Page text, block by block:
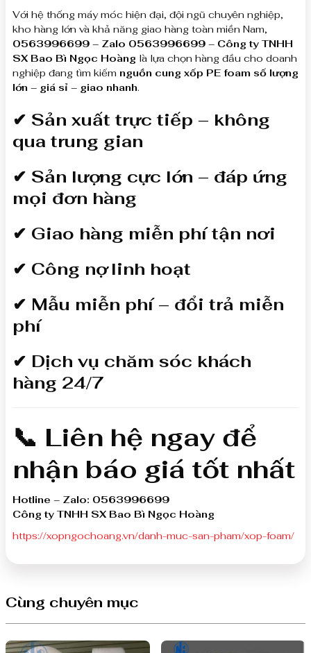
Với hệ thống máy móc hiện đại, đội ngũ chuyên nghiệp,
kho hàng lớn và khả năng giao hàng toàn miền Nam,
0563996699 – Zalo 0563996699 – Công ty TNHH
SX Bao Bì Ngọc Hoàng là lựa chọn hàng đầu cho doanh
nghiệp đang tìm kiếm nguồn cung xốp PE foam số lượng
lớn – giá sỉ – giao nhanh.
✔ Sản xuất trực tiếp – không
qua trung gian
✔ Sản lượng cực lớn – đáp ứng
mọi đơn hàng
✔ Giao hàng miễn phí tận nơi
✔ Công nợ linh hoạt
✔ Mẫu miễn phí – đổi trả miễn
phí
✔ Dịch vụ chăm sóc khách
hàng 24/7
📞 Liên hệ ngay để
nhận báo giá tốt nhất
Hotline – Zalo: 0563996699
Công ty TNHH SX Bao Bì Ngọc Hoàng
https://xopngochoang.vn/danh-muc-san-pham/xop-foam/
Cùng chuyên mục